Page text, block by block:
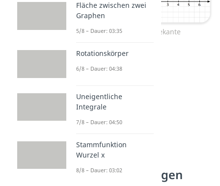
eingezeichnete Sekante
Sekante — Die
wichtigsten Fragen
Fläche zwischen zwei
Graphen
5/8 – Dauer: 03:35
Rotationskörper
6/8 – Dauer: 04:38
Uneigentliche
Integrale
7/8 – Dauer: 04:50
Stammfunktion
Wurzel x
8/8 – Dauer: 03:02